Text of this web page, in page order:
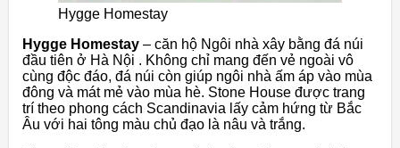
Hygge Homestay
Hygge Homestay – căn hộ Ngôi nhà xây bằng đá núi
đầu tiên ở Hà Nội . Không chỉ mang đến vẻ ngoài vô
cùng độc đáo, đá núi còn giúp ngôi nhà ấm áp vào mùa
đông và mát mẻ vào mùa hè. Stone House được trang
trí theo phong cách Scandinavia lấy cảm hứng từ Bắc
Âu với hai tông màu chủ đạo là nâu và trắng.